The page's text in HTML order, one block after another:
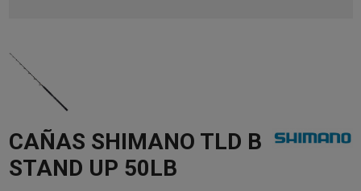
CAÑAS SHIMANO TLD B
STAND UP 50LB